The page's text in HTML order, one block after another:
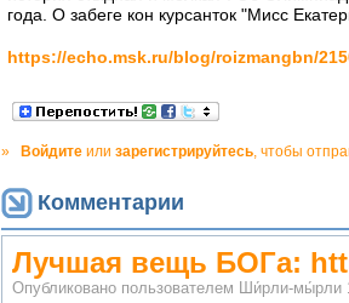
года. О забеге кон курсанток "Мисс
https://echo.msk.ru/blog/roizmangbn/
» Войдите или зарегистрируйтесь , чтобы
Комментарии
Лучшая вещь БОГа:
Опубликовано пользователем Ши́рли-мы́рли